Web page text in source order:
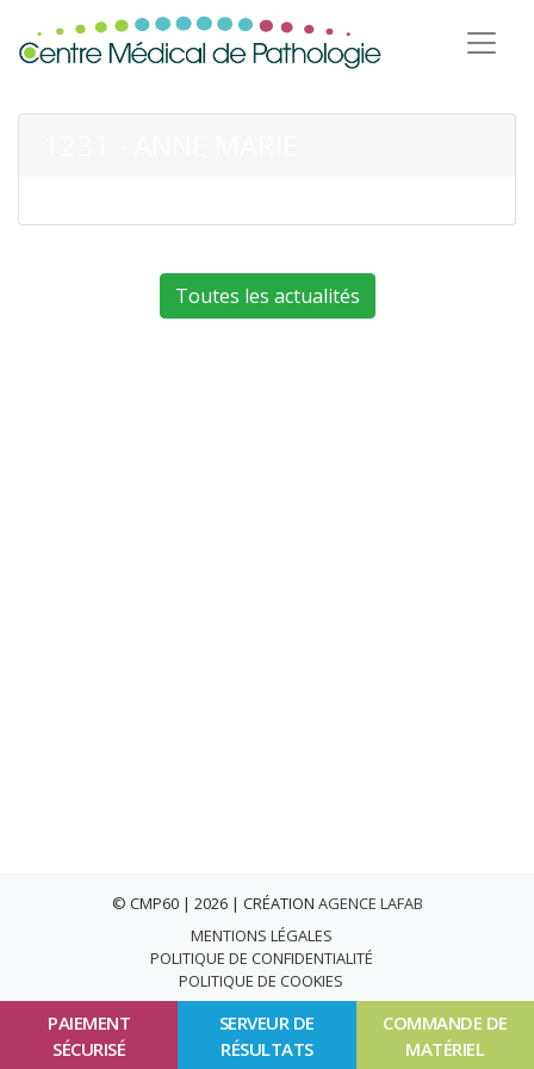
PAIEMENT
SÉCURISÉ
SERVEUR DE
RÉSULTATS
COMMANDE DE
MATÉRIEL
Toutes les actualités
© CMP60 | 2026 | CRÉATION AGENCE LAFAB
MENTIONS LÉGALES
POLITIQUE DE CONFIDENTIALITÉ
POLITIQUE DE COOKIES